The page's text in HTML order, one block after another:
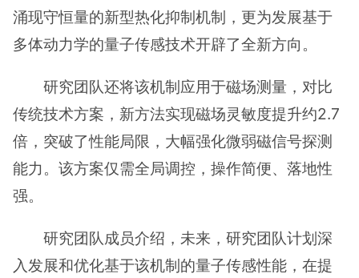
涌现守恒量的新型热化抑制机制，更为发展基于
多体动力学的量子传感技术开辟了全新方向。
研究团队还将该机制应用于磁场测量，对比
传统技术方案，新方法实现磁场灵敏度提升约2.7
倍，突破了性能局限，大幅强化微弱磁信号探测
能力。该方案仅需全局调控，操作简便、落地性
强。
研究团队成员介绍，未来，研究团队计划深
入发展和优化基于该机制的量子传感性能，在提